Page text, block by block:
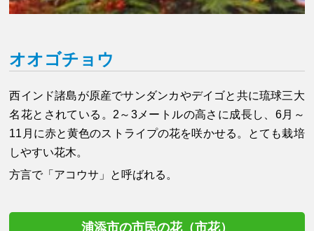
オオゴチョウ
西インド諸島が原産でサンダンカやデイゴと共に琉球三大
名花とされている。2～3メートルの高さに成長し、6月～
11月に赤と黄色のストライプの花を咲かせる。とても栽培
しやすい花木。
方言で「アコウサ」と呼ばれる。
浦添市の市民の花（市花）